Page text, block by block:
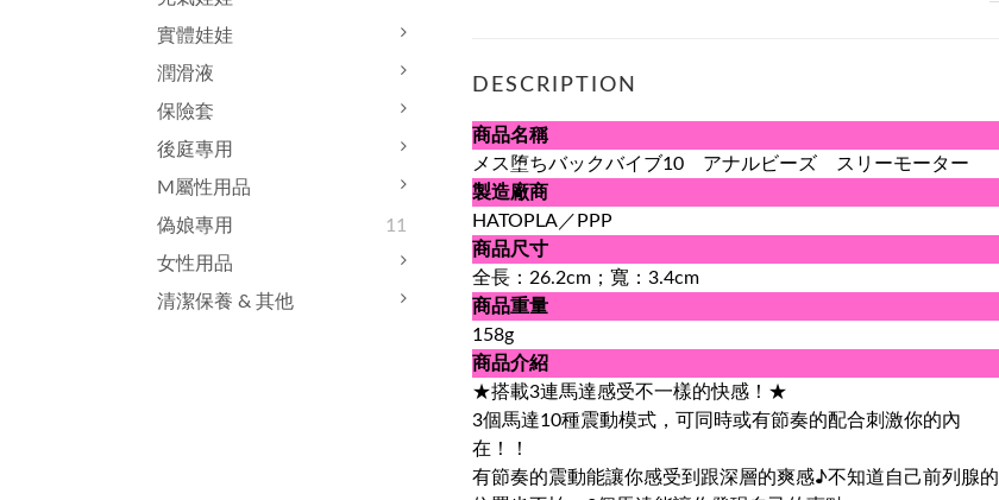
實體娃娃
潤滑液
保險套
後庭專用
M屬性用品
偽娘專用
11
女性用品
清潔保養 & 其他
DESCRIPTION
商品名稱
メス堕ちバックバイブ10 アナルビーズ スリーモーター
製造廠商
HATOPLA／PPP
商品尺寸
全長：26.2cm；寬：3.4cm
商品重量
158g
商品介紹
★搭載3連馬達感受不一樣的快感！★
3個馬達10種震動模式，可同時或有節奏的配合刺激你的內
在！！
有節奏的震動能讓你感受到跟深層的爽感♪不知道自己前列腺的